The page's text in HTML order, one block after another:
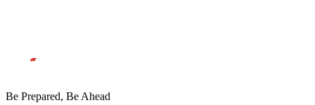
Be Prepared, Be Ahead